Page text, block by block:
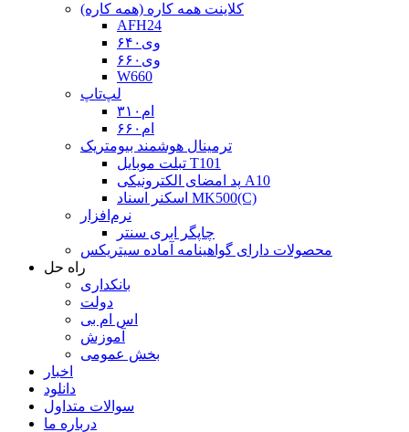
کلاینت همه کاره (همه کاره)
AFH24
وی۶۴۰
وی۶۶۰
W660
لپ‌تاپ
ام۳۱۰
ام۶۶۰
ترمینال هوشمند بیومتریک
تبلت موبایل T101
پد امضای الکترونیکی A10
اسکنر اسناد MK500(C)
نرم‌افزار
چاپگر ابری سنتر
محصولات دارای گواهینامه آماده سیتریکس
راه حل
بانکداری
دولت
اس ام بی
آموزش
بخش عمومی
اخبار
دانلود
سوالات متداول
درباره ما